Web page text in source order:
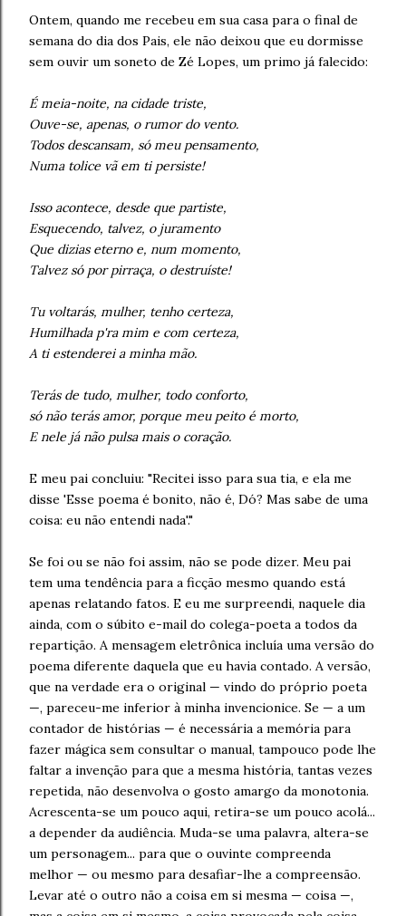
Ontem, quando me recebeu em sua casa para o final de
semana do dia dos Pais, ele não deixou que eu dormisse
sem ouvir um soneto de Zé Lopes, um primo já falecido:
É meia-noite, na cidade triste,
Ouve-se, apenas, o rumor do vento.
Todos descansam, só meu pensamento,
Numa tolice vã em ti persiste!
Isso acontece, desde que partiste,
Esquecendo, talvez, o juramento
Que dizias eterno e, num momento,
Talvez só por pirraça, o destruíste!
Tu voltarás, mulher, tenho certeza,
Humilhada p'ra mim e com certeza,
A ti estenderei a minha mão.
Terás de tudo, mulher, todo conforto,
só não terás amor, porque meu peito é morto,
E nele já não pulsa mais o coração.
E meu pai concluiu: "Recitei isso para sua tia, e ela me
disse 'Esse poema é bonito, não é, Dó? Mas sabe de uma
coisa: eu não entendi nada'."
Se foi ou se não foi assim, não se pode dizer. Meu pai
tem uma tendência para a ficção mesmo quando está
apenas relatando fatos. E eu me surpreendi, naquele dia
ainda, com o súbito e-mail do colega-poeta a todos da
repartição. A mensagem eletrônica incluía uma versão do
poema diferente daquela que eu havia contado. A versão,
que na verdade era o original — vindo do próprio poeta
—, pareceu-me inferior à minha invencionice. Se — a um
contador de histórias — é necessária a memória para
fazer mágica sem consultar o manual, tampouco pode lhe
faltar a invenção para que a mesma história, tantas vezes
repetida, não desenvolva o gosto amargo da monotonia.
Acrescenta-se um pouco aqui, retira-se um pouco acolá...
a depender da audiência. Muda-se uma palavra, altera-se
um personagem... para que o ouvinte compreenda
melhor — ou mesmo para desafiar-lhe a compreensão.
Levar até o outro não a coisa em si mesma — coisa —,